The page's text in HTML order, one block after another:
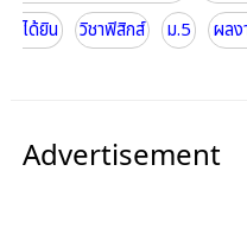
ได้ยิน
วิชาฟิสิกส์ ม.5 ผลง
Advertisement